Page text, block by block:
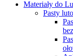
Materiały do
Pasty